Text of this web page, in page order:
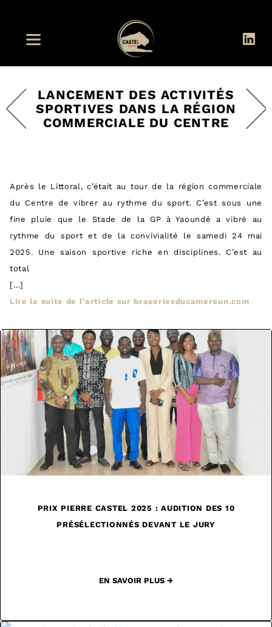
LANCEMENT DES ACTIVITÉS
SPORTIVES DANS LA RÉGION
COMMERCIALE DU CENTRE
Après le Littoral, c’était au tour de la région commerciale
du Centre de vibrer au rythme du sport. C’est sous une
fine pluie que le Stade de la GP à Yaoundé a vibré au
rythme du sport et de la convivialité le samedi 24 mai
2025. Une saison sportive riche en disciplines. C’est au
total
[…]
Lire la suite de l’article sur braseriesducameroun.com
PRIX PIERRE CASTEL 2025 : AUDITION DES 10
PRÉSÉLECTIONNÉS DEVANT LE JURY
EN SAVOIR PLUS →